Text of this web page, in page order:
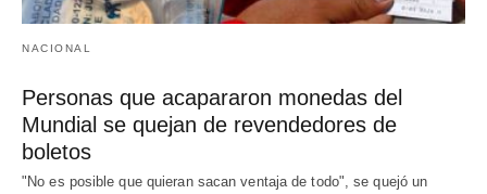
NACIONAL
Personas que acapararon monedas del
Mundial se quejan de revendedores de
boletos
"No es posible que quieran sacan ventaja de todo", se quejó un